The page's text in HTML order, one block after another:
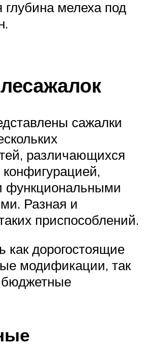
глубина мелеха под
сажалки
различающихся
функциональными
Разная и
приспособлений.
как дорогостоящие
модификации, так